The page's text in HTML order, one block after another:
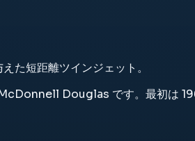
た短距離ツインジェット。
Douglas です。最初は